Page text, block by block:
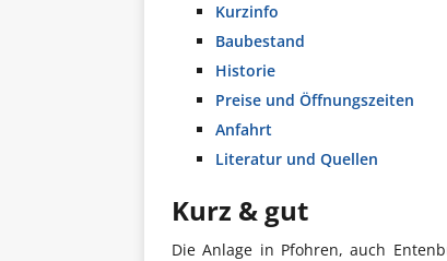
Kurzinfo
Baubestand
Historie
Preise und Öffnungszeiten
Anfahrt
Literatur und Quellen
Kurz & gut
Die Anlage in Pfohren, auch